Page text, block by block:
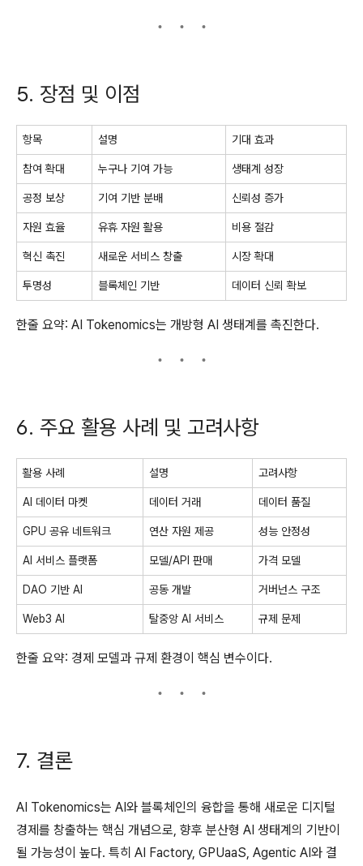
5. 장점 및 이점
항목 설명 기대 효과
참여 확대 누구나 기여 가능 생태계 성장
공정 보상 기여 기반 분배 신뢰성 증가
자원 효율 유휴 자원 활용 비용 절감
혁신 촉진 새로운 서비스 창출 시장 확대
투명성 블록체인 기반 데이터 신뢰 확보
한줄 요약: AI Tokenomics는 개방형 AI 생태계를 촉진한다.
6. 주요 활용 사례 및 고려사항
활용 사례 설명 고려사항
AI 데이터 마켓 데이터 거래 데이터 품질
GPU 공유 네트워크 연산 자원 제공 성능 안정성
AI 서비스 플랫폼 모델/API 판매 가격 모델
DAO 기반 AI 공동 개발 거버넌스 구조
Web3 AI 탈중앙 AI 서비스 규제 문제
한줄 요약: 경제 모델과 규제 환경이 핵심 변수이다.
7. 결론
AI Tokenomics는 AI와 블록체인의 융합을 통해 새로운 디지털
경제를 창출하는 핵심 개념으로, 향후 분산형 AI 생태계의 기반이
될 가능성이 높다. 특히 AI Factory, GPUaaS, Agentic AI와 결